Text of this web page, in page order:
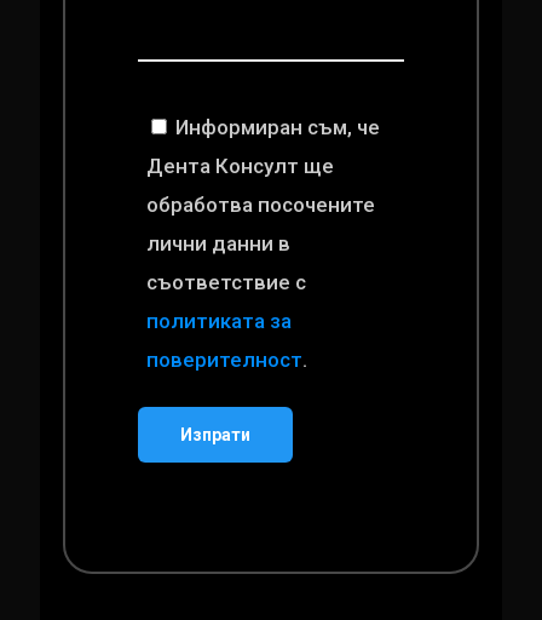
Информиран съм, че
Дента Консулт ще
обработва посочените
лични данни в
съответствие с
политиката за
поверителност.